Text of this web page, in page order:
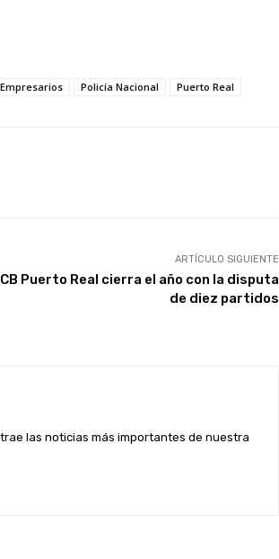
Empresarios Policía Nacional Puerto Real
ARTÍCULO SIGUIENTE
CB Puerto Real cierra el año con la disputa
de diez partidos
las noticias más importantes de nuestra